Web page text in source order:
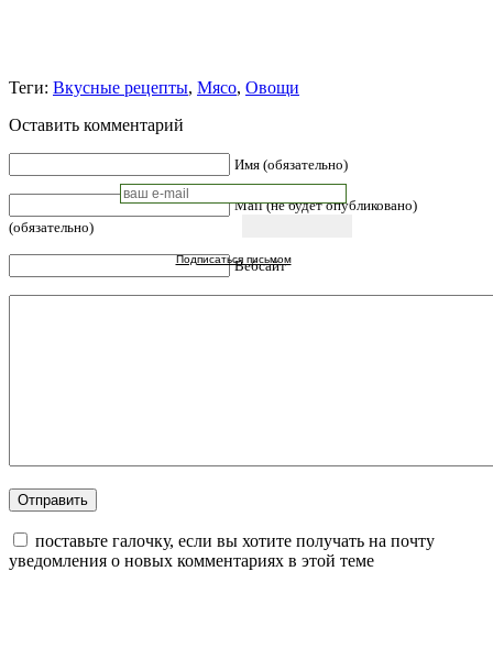
Подписаться письмом
Теги: Вкусные рецепты, Мясо, Овощи
Оставить комментарий
Имя (обязательно)
Mail (не будет опубликовано)
(обязательно)
Вебсайт
поставьте галочку, если вы хотите получать на почту
уведомления о новых комментариях в этой теме